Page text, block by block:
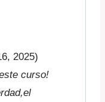
2025)
curso!